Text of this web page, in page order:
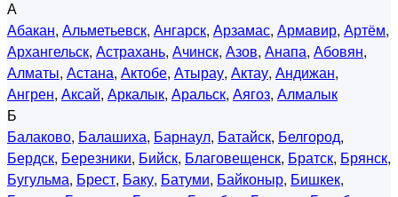
А
Абакан, Альметьевск, Ангарск, Арзамас, Армавир, Артём,
Архангельск, Астрахань, Ачинск, Азов, Анапа, Абовян,
Алматы, Астана, Актобе, Атырау, Актау, Андижан,
Ангрен, Аксай, Аркалык, Аральск, Аягоз, Алмалык
Б
Балаково, Балашиха, Барнаул, Батайск, Белгород,
Бердск, Березники, Бийск, Благовещенск, Братск, Брянск,
Бугульма, Брест, Баку, Батуми, Байконыр, Бишкек,